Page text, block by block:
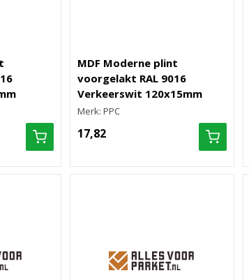
MDF Moderne plint
voorgelakt RAL 9016
Verkeerswit 120x15mm
Merk: PPC
17,82